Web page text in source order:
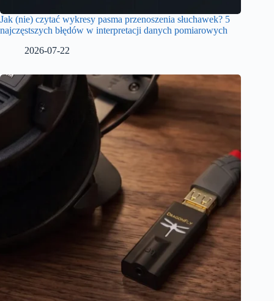
Jak (nie) czytać wykresy pasma przenoszenia słuchawek? 5
najczęstszych błędów w interpretacji danych pomiarowych
2026-07-22